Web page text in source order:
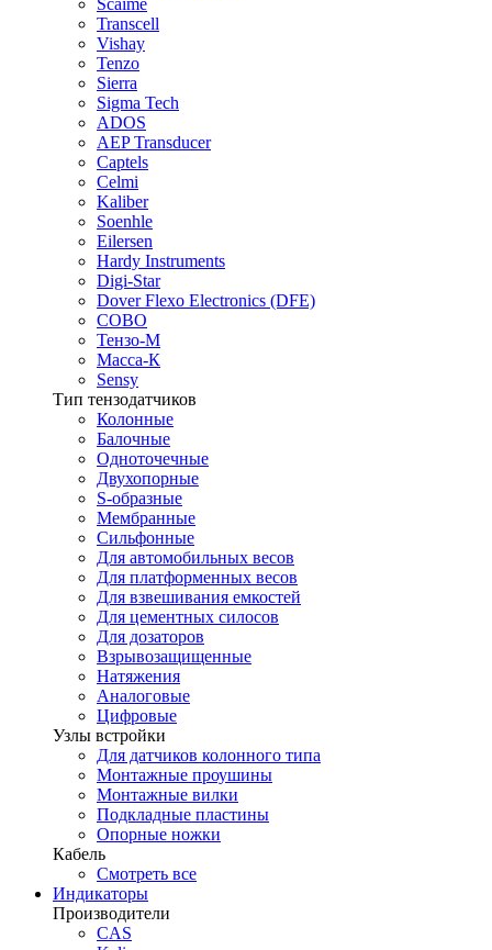
Scaime
Transcell
Vishay
Tenzo
Sierra
Sigma Tech
ADOS
AEP Transducer
Captels
Celmi
Kaliber
Soenhle
Eilersen
Hardy Instruments
Digi-Star
Dover Flexo Electronics (DFE)
COBO
Тензо-М
Масса-К
Sensy
Тип тензодатчиков
Колонные
Балочные
Одноточечные
Двухопорные
S-образные
Мембранные
Сильфонные
Для автомобильных весов
Для платформенных весов
Для взвешивания емкостей
Для цементных силосов
Для дозаторов
Взрывозащищенные
Натяжения
Аналоговые
Цифровые
Узлы встройки
Для датчиков колонного типа
Монтажные проушины
Монтажные вилки
Подкладные пластины
Опорные ножки
Кабель
Смотреть все
Индикаторы
Производители
CAS